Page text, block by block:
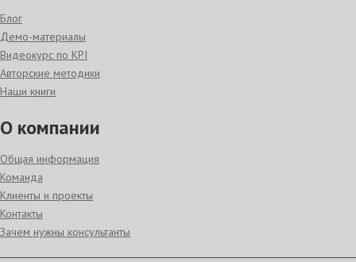
Блог
Демо-материалы
Видеокурс по KPI
Авторские методики
Наши книги
О компании
Общая информация
Команда
Клиенты и проекты
Контакты
Зачем нужны консультанты